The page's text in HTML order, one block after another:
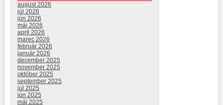
august 2026
júl 2026
jún 2026
máj 2026
apríl 2026
marec 2026
február 2026
január 2026
december 2025
november 2025
október 2025
september 2025
júl 2025
jún 2025
máj 2025